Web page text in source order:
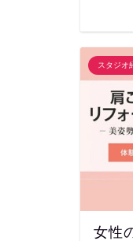
スタジオ
女性